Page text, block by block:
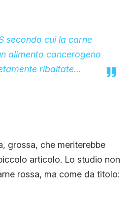
secondo cui la carne
alimento cancerogeno
ribaltate…
grossa, che meriterebbe
articolo. Lo studio non
rossa, ma come da titolo: